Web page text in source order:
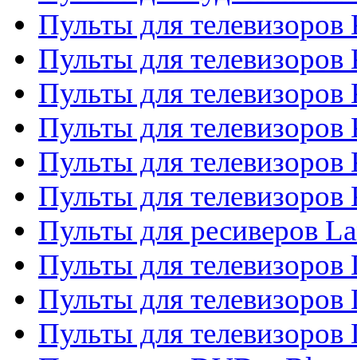
Пульты для
Пульты для телевизоров
Пульты для телевизоров
Пульты для телевизоров
Пульты для
Пульты для
Пульты для ресиверов
Пульты для телевизоров
Пульты для телевизоров
Пульты для телевизоров